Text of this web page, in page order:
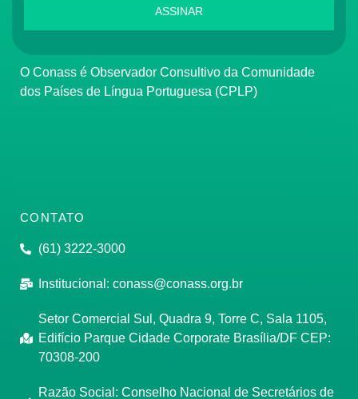
ASSINAR
O Conass é Observador Consultivo da Comunidade
dos Países de Língua Portuguesa (CPLP)
CONTATO
(61) 3222-3000
Institucional: conass@conass.org.br
Setor Comercial Sul, Quadra 9, Torre C, Sala 1105,
Edifício Parque Cidade Corporate Brasília/DF CEP:
70308-200
Razão Social: Conselho Nacional de Secretários de